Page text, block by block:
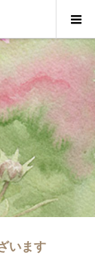
います